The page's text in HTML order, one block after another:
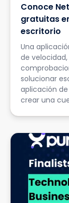
Conoce
gratuitas
escritorio
Una
de
solucionar
aplicación
crear una